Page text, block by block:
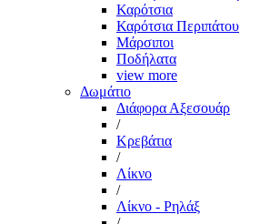
Καρότσια
Καρότσια Περιπάτου
Μάρσιποι
Ποδήλατα
view more
Δωμάτιο
Διάφορα Αξεσουάρ
/
Κρεβάτια
/
Λίκνο
/
Λίκνο - Ρηλάξ